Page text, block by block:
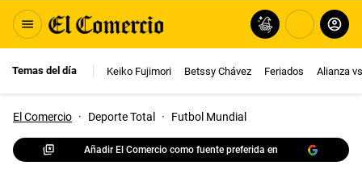
Temas del día Keiko Fujimori Betssy Chávez Feriados Alianza
El Comercio · Deporte Total · Futbol Mundial
Añadir El Comercio como fuente preferida en